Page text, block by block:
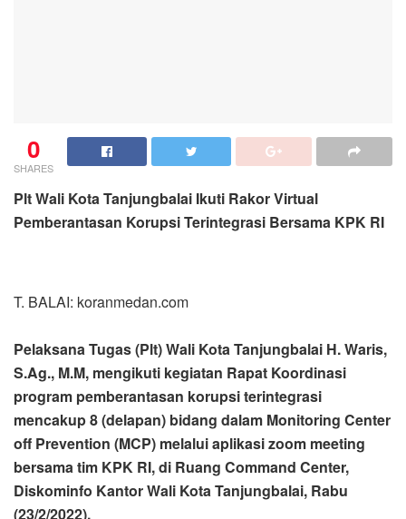
0
SHARES
Plt Wali Kota Tanjungbalai Ikuti Rakor Virtual
Pemberantasan Korupsi Terintegrasi Bersama KPK RI
T. BALAI: koranmedan.com
Pelaksana Tugas (Plt) Wali Kota Tanjungbalai H. Waris,
S.Ag., M.M, mengikuti kegiatan Rapat Koordinasi
program pemberantasan korupsi terintegrasi
mencakup 8 (delapan) bidang dalam Monitoring Center
off Prevention (MCP) melalui aplikasi zoom meeting
bersama tim KPK RI, di Ruang Command Center,
Diskominfo Kantor Wali Kota Tanjungbalai, Rabu
(23/2/2022).